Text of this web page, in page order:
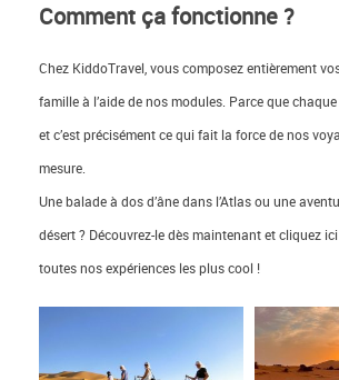
Comment ça fonctionne ?
Chez KiddoTravel, vous composez entièrement
famille à l’aide de nos modules. Parce que
et c’est précisément ce qui fait la force de nos
mesure.
Une balade à dos d’âne dans l’Atlas ou une
désert ? Découvrez-le dès maintenant et cliquez
toutes nos expériences les plus cool !